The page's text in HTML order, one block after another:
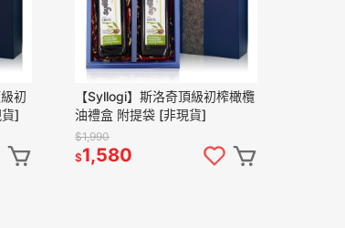
初
]
【Syllogi】斯洛奇頂級初榨橄欖
油禮盒 附提袋 [非現貨]
$1,990
$1,580